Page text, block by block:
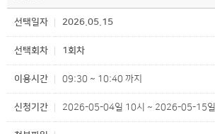
선택일자 2026.05.15
선택회차 1회차
이용시간 09:30 ~ 10:40 까지
신청기간 2026-05-04일 10시 ~ 2026-05-15일